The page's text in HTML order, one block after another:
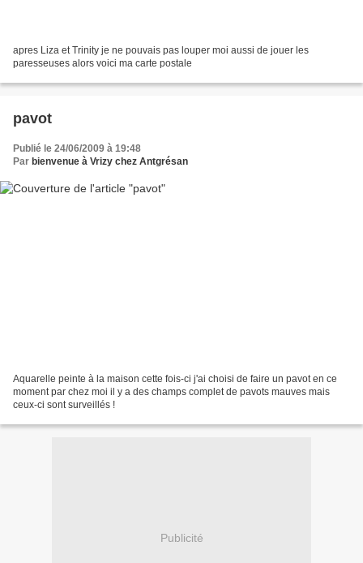
apres Liza et Trinity je ne pouvais pas louper moi aussi de jouer les
paresseuses alors voici ma carte postale
pavot
Publié le 24/06/2009 à 19:48
Par bienvenue à Vrizy chez Antgrésan
Aquarelle peinte à la maison cette fois-ci j'ai choisi de faire un pavot en ce
moment par chez moi il y a des champs complet de pavots mauves mais
ceux-ci sont surveillés !
Publicité